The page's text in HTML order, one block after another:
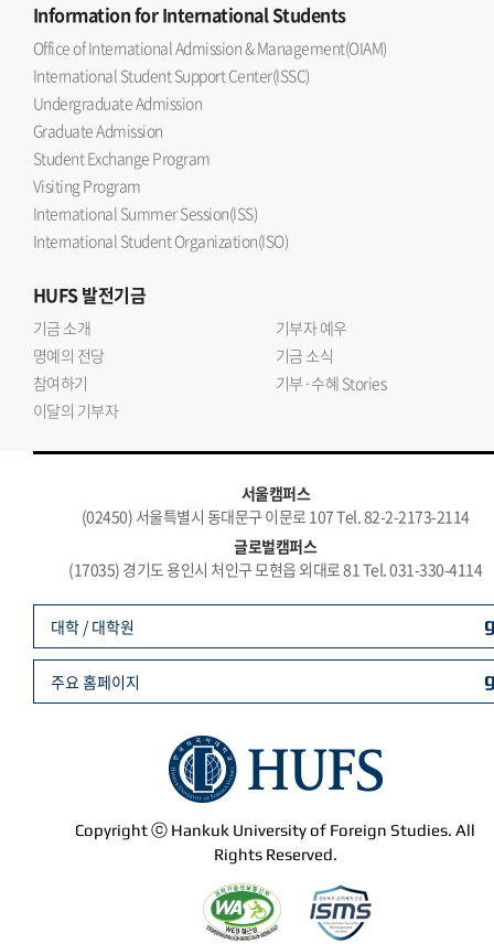
Informationfor International Students
Office of International Admission & Management(OIAM)
International Student Support Center(ISSC)
Undergraduate Admission
Graduate Admission
Student Exchange Program
Visiting Program
International Summer Session(ISS)
International Student Organization(ISO)
HUFS발전기금
기금 소개
기부자 예우
명예의 전당
기금 소식
참여하기
기부·수혜 Stories
이달의 기부자
서울캠퍼스
(02450) 서울특별시 동대문구 이문로 107 Tel. 82-2-2173-2114
글로벌캠퍼스
(17035) 경기도 용인시 처인구 모현읍 외대로 81 Tel. 031-330-4114
Copyright ⓒ Hankuk University of Foreign Studies. All
Rights Reserved.
대학 / 대학원
주요 홈페이지